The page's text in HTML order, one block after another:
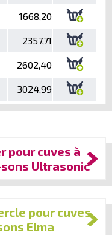
1668,20
2357,71
2602,40
3024,99
pour cuves à
Ultrasonic
pour cuves
Elma